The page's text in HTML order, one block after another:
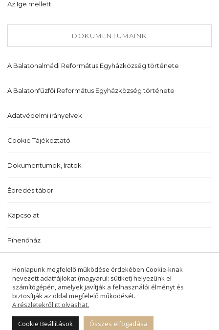
Az Ige mellett
DOKUMENTUMAINK
A Balatonalmádi Református Egyházközség története
A Balatonfűzfői Református Egyházközség története
Adatvédelmi irányelvek
Cookie Tájékoztató
Dokumentumok, Iratok
Ébredés tábor
Kapcsolat
Pihenőház
2022 © BALATONALMÁDI ÉS BALATONFŰZFŐI
REFORMÁTUS EGYHÁZKÖZSÉGEK -
MINDEN JOG FENNTARTVA.
Honlapunk megfelelő működése érdekében Cookie-knak
nevezett adatfájlokat (magyarul: sütiket) helyezünk el
számítógépén, amelyek javítják a felhasználói élményt és
biztosítják az oldal megfelelő működését.
A részletekről itt olvashat.
Cookie Beállítások Összes elfogadása